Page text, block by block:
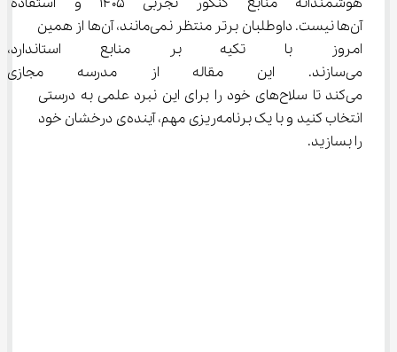
آن‌ها نیست. داوطلبان برتر منتظر نمی‌مانند، آن‌ها از همین
امروز با تکیه بر منابع
می‌سازند. این مقاله از مدرسه
می‌کند تا سلاح‌های خود را برای این نبرد علمی به درستی
انتخاب کنید و با یک برنامه‌ریزی مهم، آینده‌ی درخشان خود
را بسازید.